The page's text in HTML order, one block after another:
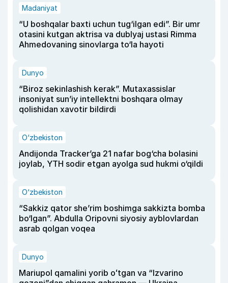
Madaniyat
“U boshqalar baxti uchun tug‘ilgan edi”. Bir umr
otasini kutgan aktrisa va dublyaj ustasi Rimma
Ahmedovaning sinovlarga to‘la hayoti
Dunyo
“Biroz sekinlashish kerak”. Mutaxassislar
insoniyat sun’iy intellektni boshqara olmay
qolishidan xavotir bildirdi
O‘zbekiston
Andijonda Tracker’ga 21 nafar bog‘cha bolasini
joylab, YTH sodir etgan ayolga sud hukmi o‘qildi
O‘zbekiston
“Sakkiz qator she’rim boshimga sakkizta bomba
bo‘lgan”. Abdulla Oripovni siyosiy ayblovlardan
asrab qolgan voqea
Dunyo
Mariupol qamalini yorib oʻtgan va “Izvarino